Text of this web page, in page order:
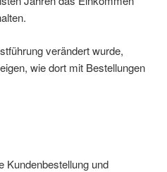
verändert wurde,
wie dort mit Bestellungen
Kundenbestellung und